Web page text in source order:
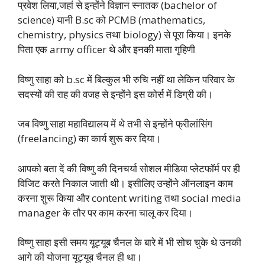
प्रवेश लिया,जहां से इन्होंने विज्ञान स्नातक (bachelor of
science) यानी B.sc को PCMB (mathematics,
chemistry, physics तथा biology) से पूरा किया। इनके
पिता एक army officer थे और इनकी माता गृहिणी
विष्णु साहा को b.sc में बिल्कुल भी रुचि नहीं था लेकिन परिवार के
सदस्यों की राह की वजह से इन्होंने इस कोर्स में डिग्री की।
जब विष्णु साहा महाविद्यालय में थे तभी से इन्होंने फ्रीलांसिंग
(freelancing) का कार्य शुरू कर दिया।
आपको बता दें की विष्णु की दिनचर्या सोशल मीडिया प्लेटफॉर्म पर ही
विजिट करते निकाल जाती थी। इसीलिए उन्होंने ऑनलाइन काम
करना शुरू किया और content writing तथा social media
manager के तौर पर काम करना चालू कर दिया।
विष्णु साहा इसी समय यूट्यूब चैनल के बारे में भी सोच चुके थे उनकी
आगे की योजना यूट्यूब चैनल ही था।